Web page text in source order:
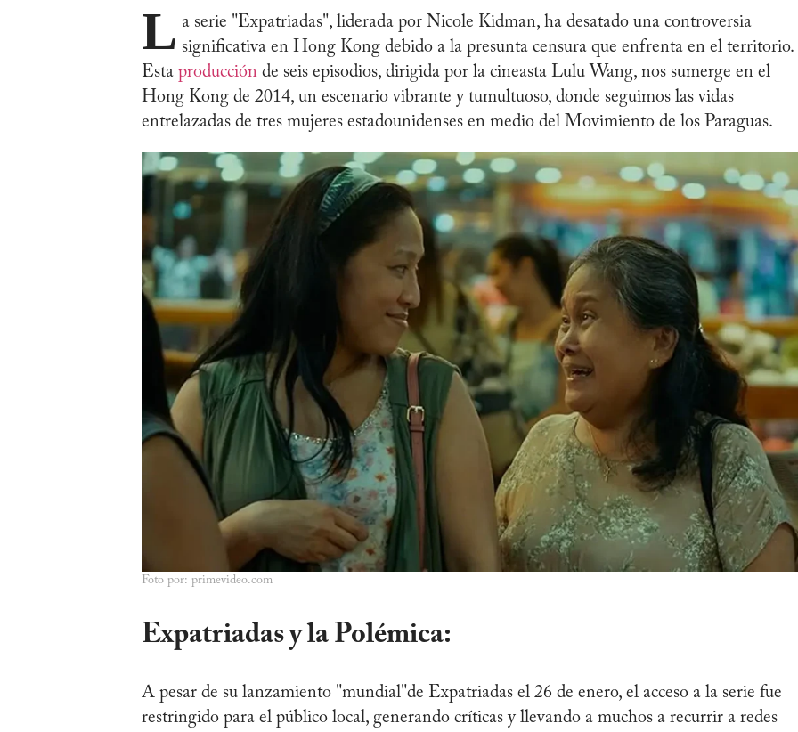
L a serie "Expatriadas", liderada por Nicole Kidman, ha desatado una controversia
significativa en Hong Kong debido a la presunta censura que enfrenta en el territorio.
Esta producción de seis episodios, dirigida por la cineasta Lulu Wang, nos sumerge en el
Hong Kong de 2014, un escenario vibrante y tumultuoso, donde seguimos las vidas
entrelazadas de tres mujeres estadounidenses en medio del Movimiento de los Paraguas.
Foto por: primevideo.com
Expatriadas y la Polémica:
A pesar de su lanzamiento "mundial"de Expatriadas el 26 de enero, el acceso a la serie fue
restringido para el público local, generando críticas y llevando a muchos a recurrir a redes